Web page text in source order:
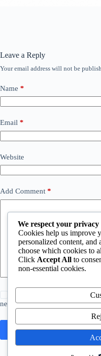
Leave a Reply
Your email address will not be
Name *
Email *
Website
Add Comment *
Save my name, email and
next time I comment.
Post Comment
We respect your privacy
Cookies help us improve
personalized content, and
choose which cookies to
Click Accept All to
non-essential cookies.